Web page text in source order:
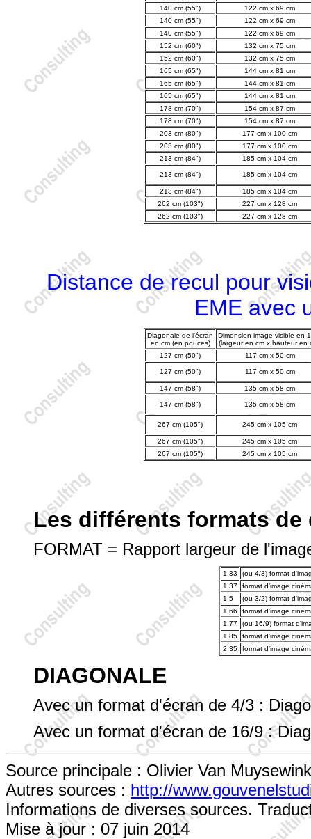
140 cm (55")
122 cm x 69 cm
140 cm (55")
122 cm x 69 cm
140 cm (55")
122 cm x 69 cm
152 cm (60")
132 cm x 75 cm
152 cm (60")
132 cm x 75 cm
165 cm (65")
144 cm x 81 cm
165 cm (65")
144 cm x 81 cm
165 cm (65")
144 cm x 81 cm
178 cm (70")
154 cm x 87 cm
178 cm (70")
154 cm x 87 cm
203 cm (80")
177 cm x 100 cm
203 cm (80")
177 cm x 100 cm
213 cm (84")
185 cm x 104 cm
213 cm (84") 185 cm x 104 cm
213 cm (84")
185 cm x 104 cm
262 cm (103")
227 cm x 128 cm
262 cm (103")
227 cm x 128 cm
Distance de recul pour
EME avec
Diagonale de l'écran
en cm (en pouces)
Dimension image visible en
(largeur en cm x hauteur en
127 cm (50")
117 cm x 50 cm
127 cm (50") 117 cm x 50 cm
147 cm (58") 135 cm x 58 cm
147 cm (58") 135 cm x 58 cm
267 cm (105") 245 cm x 105 cm
267 cm (105")
245 cm x 105 cm
267 cm (105")
245 cm x 105 cm
Les différents formats
FORMAT = Rapport largeur de
1.33
(ou 4/3) format
1.37
format d'image
1.5
(ou 3/2) format
1.66
format d'image
1.77
(ou 16/9) format
1.85
format d'image
2.35
format d'image
DIAGONALE
Avec un format d'écran de 4/3 :
Avec un format d'écran de 16/9 :
Source principale : Olivier Van
Autres sources : http://
Informations de diverses sources.
Mise à jour : 07 juin 2014